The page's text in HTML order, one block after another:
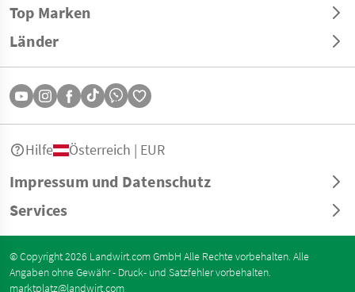
Top Marken
Länder
Impressum und Datenschutz
Services
Hilfe Österreich | EUR
© Copyright 2026 Landwirt.com GmbH Alle Rechte vorbehalten. Alle
Angaben ohne Gewähr - Druck- und Satzfehler vorbehalten.
marktplatz@landwirt.com